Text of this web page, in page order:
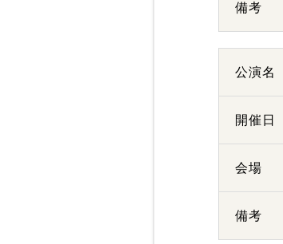
備考
公演名
開催日
会場
備考